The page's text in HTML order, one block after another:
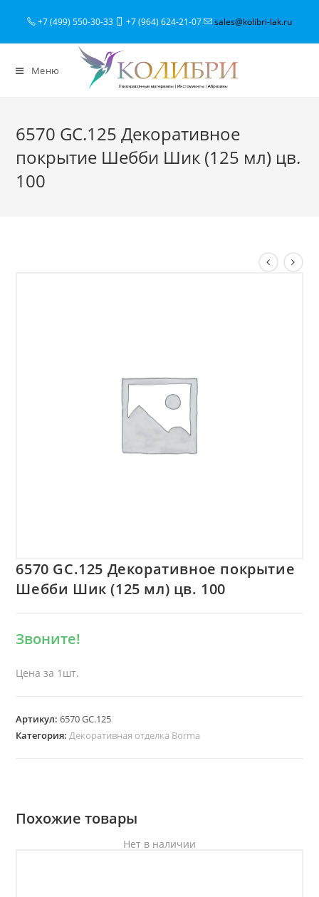
+7 (499) 550-30-33 +7 (964) 624-21-07 sales@kolibri-lak.ru
Меню
6570 GC.125 Декоративное
покрытие Шебби Шик (125 мл) цв.
100
6570 GC.125 Декоративное покрытие
Шебби Шик (125 мл) цв. 100
Звоните!
Цена за 1шт.
Артикул:6570 GC.125
Категория:Декоративная отделка Borma
Похожие товары
Нет в наличии